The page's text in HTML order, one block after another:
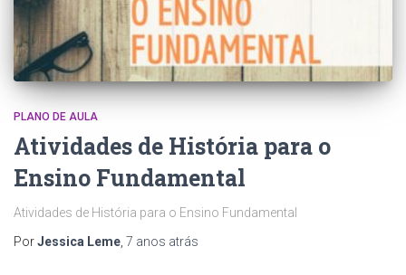
PLANO DE AULA
Atividades de História para o
Ensino Fundamental
Atividades de História para o Ensino Fundamental
PorJessica Leme 7 anos atrás